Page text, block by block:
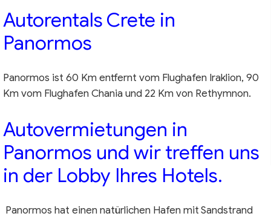
Autorentals Crete in
Panormos
Panormos ist 60 Km entfernt vom Flughafen Iraklion, 90
Km vom Flughafen Chania und 22 Km von Rethymnon.
Autovermietungen in
Panormos und wir treffen uns
in der Lobby Ihres Hotels.
Panormos hat einen natürlichen Hafen mit Sandstrand